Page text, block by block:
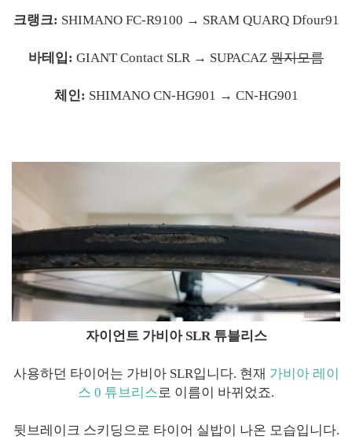
크랭크: SHIMANO FC-R9100 → SRAM QUARQ Dfour91
바테입: GIANT Contact SLR → SUPACAZ 뭔지모름
체인: SHIMANO CN-HG901 → CN-HG901
자이언트 가비아 SLR 튜블리스
사용하던 타이어는 가비아 SLR입니다. 현재 가비아 레이
스 0 튜브리스로 이름이 바뀌었죠.
뒷브레이크 스키딩으로 타이어 실밥이 나온 모습입니다.